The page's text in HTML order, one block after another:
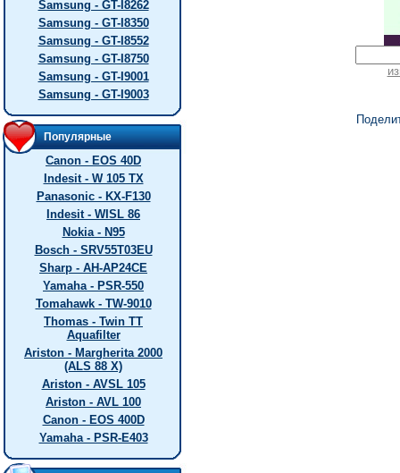
Samsung - GT-I8262
Samsung - GT-I8350
Samsung - GT-I8552
Samsung - GT-I8750
Samsung - GT-I9001
Samsung - GT-I9003
Популярные
Canon - EOS 40D
Indesit - W 105 TX
Panasonic - KX-F130
Indesit - WISL 86
Nokia - N95
Bosch - SRV55T03EU
Sharp - AH-AP24CE
Yamaha - PSR-550
Tomahawk - TW-9010
Thomas - Twin TT
Aquafilter
Ariston - Margherita 2000
(ALS 88 X)
Ariston - AVSL 105
Ariston - AVL 100
Canon - EOS 400D
Yamaha - PSR-E403